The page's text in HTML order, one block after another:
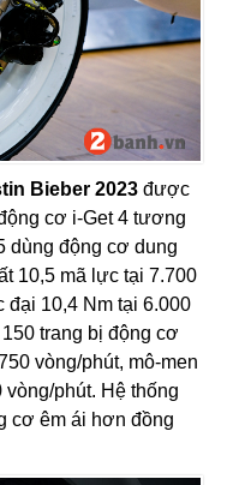
Bieber 2023 được
cơ i-Get 4 tương
dùng động cơ dung
10,5 mã lực tại 7.700
đại 10,4 Nm tại 6.000
trang bị động cơ
vòng/phút, mô-men
phút. Hệ thống
cơ êm ái hơn đồng